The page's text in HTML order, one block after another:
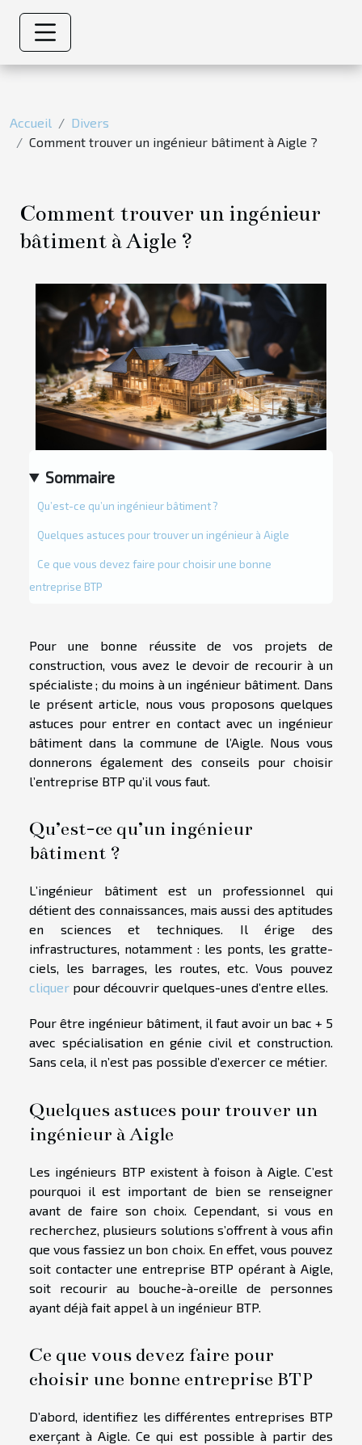
Accueil
Divers
Comment trouver un ingénieur bâtiment à Aigle ?
Comment trouver un ingénieur
bâtiment à Aigle ?
Sommaire
Qu’est-ce qu’un ingénieur bâtiment ?
Quelques astuces pour trouver un ingénieur à Aigle
Ce que vous devez faire pour choisir une bonne
entreprise BTP
Pour une bonne réussite de vos projets de
construction, vous avez le devoir de recourir à un
spécialiste ; du moins à un ingénieur bâtiment. Dans
le présent article, nous vous proposons quelques
astuces pour entrer en contact avec un ingénieur
bâtiment dans la commune de l’Aigle. Nous vous
donnerons également des conseils pour choisir
l’entreprise BTP qu’il vous faut.
Qu’est-ce qu’un ingénieur
bâtiment ?
L’ingénieur bâtiment est un professionnel qui
détient des connaissances, mais aussi des aptitudes
en sciences et techniques. Il érige des
infrastructures, notamment : les ponts, les gratte-
ciels, les barrages, les routes, etc. Vous pouvez
cliquer pour découvrir quelques-unes d’entre elles.
Pour être ingénieur bâtiment, il faut avoir un bac + 5
avec spécialisation en génie civil et construction.
Sans cela, il n’est pas possible d’exercer ce métier.
Quelques astuces pour trouver un
ingénieur à Aigle
Les ingénieurs BTP existent à foison à Aigle. C’est
pourquoi il est important de bien se renseigner
avant de faire son choix. Cependant, si vous en
recherchez, plusieurs solutions s’offrent à vous afin
que vous fassiez un bon choix. En effet, vous pouvez
soit contacter une entreprise BTP opérant à Aigle,
soit recourir au bouche-à-oreille de personnes
ayant déjà fait appel à un ingénieur BTP.
Ce que vous devez faire pour
choisir une bonne entreprise BTP
D’abord, identifiez les différentes entreprises BTP
exerçant à Aigle. Ce qui est possible à partir des